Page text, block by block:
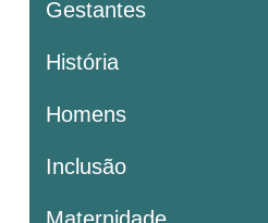
Gestantes
História
Homens
Inclusão